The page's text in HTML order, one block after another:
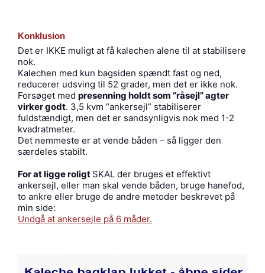
Konklusion
Det er IKKE muligt at få kalechen alene til at stabilisere
nok.
Kalechen med kun bagsiden spændt fast og ned,
reducerer udsving til 52 grader, men det er ikke nok.
Forsøget med presenning holdt som ”råsejl” agter
virker godt. 3,5 kvm “ankersejl” stabiliserer
fuldstændigt, men det er sandsynligvis nok med 1-2
kvadratmeter.
Det nemmeste er at vende båden – så ligger den
særdeles stabilt.
For at ligge roligt SKAL der bruges et effektivt
ankersejl, eller man skal vende båden, bruge hanefod,
to ankre eller bruge de andre metoder beskrevet på
min side:
Undgå at ankersejle på 6 måder.